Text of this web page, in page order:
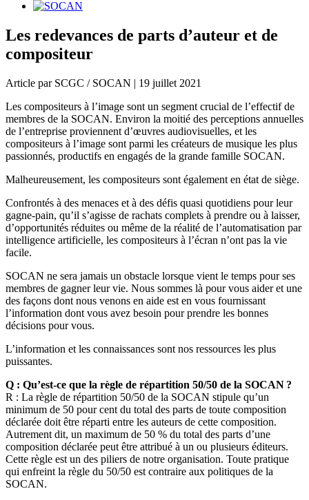
Les redevances de parts d’auteur et de
compositeur
Article par SCGC / SOCAN | 19 juillet 2021
Les compositeurs à l’image sont un segment crucial de l’effectif de
membres de la SOCAN. Environ la moitié des perceptions annuelles
de l’entreprise proviennent d’œuvres audiovisuelles, et les
compositeurs à l’image sont parmi les créateurs de musique les plus
passionnés, productifs en engagés de la grande famille SOCAN.
Malheureusement, les compositeurs sont également en état de siège.
Confrontés à des menaces et à des défis quasi quotidiens pour leur
gagne-pain, qu’il s’agisse de rachats complets à prendre ou à laisser,
d’opportunités réduites ou même de la réalité de l’automatisation par
intelligence artificielle, les compositeurs à l’écran n’ont pas la vie
facile.
SOCAN ne sera jamais un obstacle lorsque vient le temps pour ses
membres de gagner leur vie. Nous sommes là pour vous aider et une
des façons dont nous venons en aide est en vous fournissant
l’information dont vous avez besoin pour prendre les bonnes
décisions pour vous.
L’information et les connaissances sont nos ressources les plus
puissantes.
Q : Qu’est-ce que la règle de répartition 50/50 de la SOCAN ?
R : La règle de répartition 50/50 de la SOCAN stipule qu’un
minimum de 50 pour cent du total des parts de toute composition
déclarée doit être réparti entre les auteurs de cette composition.
Autrement dit, un maximum de 50 % du total des parts d’une
composition déclarée peut être attribué à un ou plusieurs éditeurs.
Cette règle est un des piliers de notre organisation. Toute pratique
qui enfreint la règle du 50/50 est contraire aux politiques de la
SOCAN.